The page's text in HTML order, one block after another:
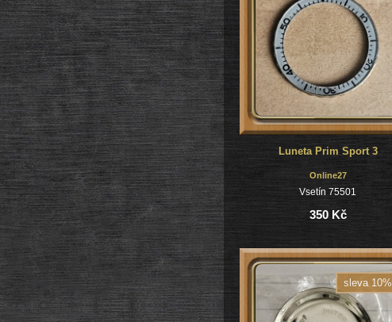
Luneta Prim Sport 3
Online27
Vsetín 75501
350 Kč
sleva 10%